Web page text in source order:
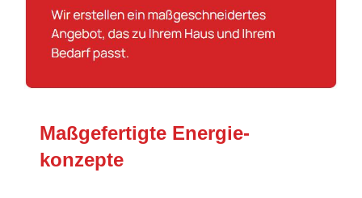
Maßgefertigte Energie­
konzepte